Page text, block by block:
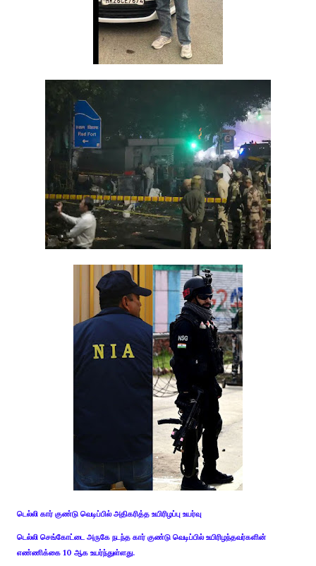
டெல்லி கார் குண்டு வெடிப்பில் அதிகரித்த உயிரிழப்பு உயர்வு
டெல்லி செங்கோட்டை அருகே நடந்த கார் குண்டு வெடிப்பில் உயிரிழந்தவர்களின்
எண்ணிக்கை 10 ஆக உயர்ந்துள்ளது.